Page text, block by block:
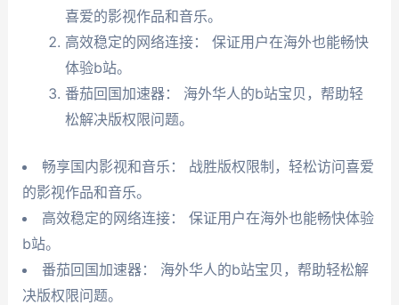
喜爱的影视作品和音乐。
高效稳定的网络连接： 保证用户在海外也能畅快
体验b站。
番茄回国加速器： 海外华人的b站宝贝，帮助轻
松解决版权限问题。
畅享国内影视和音乐： 战胜版权限制，轻松访问喜爱
的影视作品和音乐。
高效稳定的网络连接： 保证用户在海外也能畅快体验
b站。
番茄回国加速器： 海外华人的b站宝贝，帮助轻松解
决版权限问题。